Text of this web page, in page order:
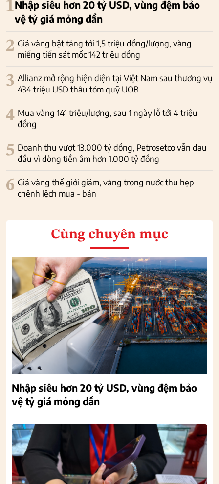
1Nhập siêu hơn 20 tỷ USD, vùng đệm bảo
vệ tỷ giá mỏng dần
2 Giá vàng bật tăng tới 1,5 triệu đồng/lượng, vàng
miếng tiến sát mốc 142 triệu đồng
3 Allianz mở rộng hiện diện tại Việt Nam sau thương vụ
434 triệu USD thâu tóm quỹ UOB
4 Mua vàng 141 triệu/lượng, sau 1 ngày lỗ tới 4 triệu
đồng
5 Doanh thu vượt 13.000 tỷ đồng, Petrosetco vẫn đau
đầu vì dòng tiền âm hơn 1.000 tỷ đồng
6 Giá vàng thế giới giảm, vàng trong nước thu hẹp
chênh lệch mua - bán
Cùng chuyên mục
Nhập siêu hơn 20 tỷ USD, vùng đệm bảo
vệ tỷ giá mỏng dần